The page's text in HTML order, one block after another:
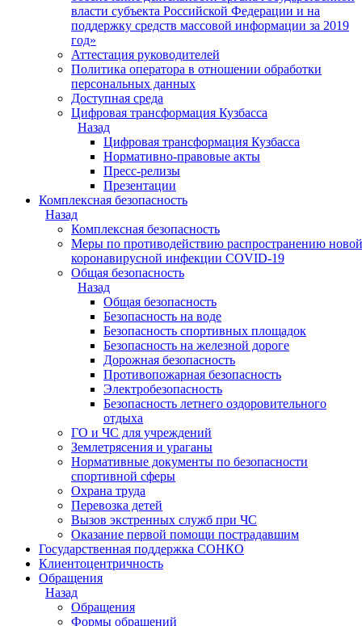
власти субъекта Российской Федерации и на
поддержку средств массовой информации за 2019
год»
Аттестация руководителей
Политика оператора в отношении обработки
персональных данных
Доступная среда
Цифровая трансформация Кузбасса
Назад
Цифровая трансформация Кузбасса
Нормативно-правовые акты
Пресс-релизы
Презентации
Комплексная безопасность
Назад
Комплексная безопасность
Меры по противодействию распространению новой
коронавирусной инфекции COVID-19
Общая безопасность
Назад
Общая безопасность
Безопасность на воде
Безопасность спортивных площадок
Безопасность на железной дороге
Дорожная безопасность
Противопожарная безопасность
Электробезопасность
Безопасность летнего оздоровительного
отдыха
ГО и ЧС для учреждений
Землетрясения и ураганы
Нормативные документы по безопасности
спортивной сферы
Охрана труда
Перевозка детей
Вызов экстренных служб при ЧС
Оказание первой помощи пострадавшим
Государственная поддержка СОНКО
Клиентоцентричность
Обращения
Назад
Обращения
Формы обращений